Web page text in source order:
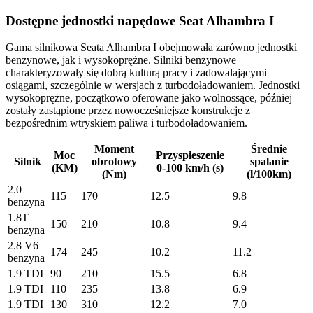
Dostępne jednostki napędowe Seat Alhambra I
Gama silnikowa Seata Alhambra I obejmowała zarówno jednostki
benzynowe, jak i wysokoprężne. Silniki benzynowe
charakteryzowały się dobrą kulturą pracy i zadowalającymi
osiągami, szczególnie w wersjach z turbodoładowaniem. Jednostki
wysokoprężne, początkowo oferowane jako wolnossące, później
zostały zastąpione przez nowocześniejsze konstrukcje z
bezpośrednim wtryskiem paliwa i turbodoładowaniem.
Silnik
Moc
(KM)
Moment
obrotowy
(Nm)
Przyspieszenie
0-100 km/h (s)
Średnie
spalanie
(l/100km)
2.0
benzyna
115 170 12.5
9.8
1.8T
benzyna
150 210 10.8
9.4
2.8 V6
benzyna
174 245 10.2
11.2
1.9 TDI 90 210 15.5
6.8
1.9 TDI
110 235 13.8
6.9
1.9 TDI
130 310 12.2 7.0